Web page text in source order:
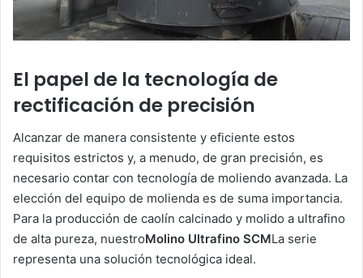
El papel de la tecnología de
rectificación de precisión
Alcanzar de manera consistente y eficiente estos
requisitos estrictos y, a menudo, de gran precisión, es
necesario contar con tecnología de moliendo avanzada. La
elección del equipo de molienda es de suma importancia.
Para la producción de caolín calcinado y molido a ultrafino
de alta pureza, nuestroMolino Ultrafino SCMLa serie
representa una solución tecnológica ideal.